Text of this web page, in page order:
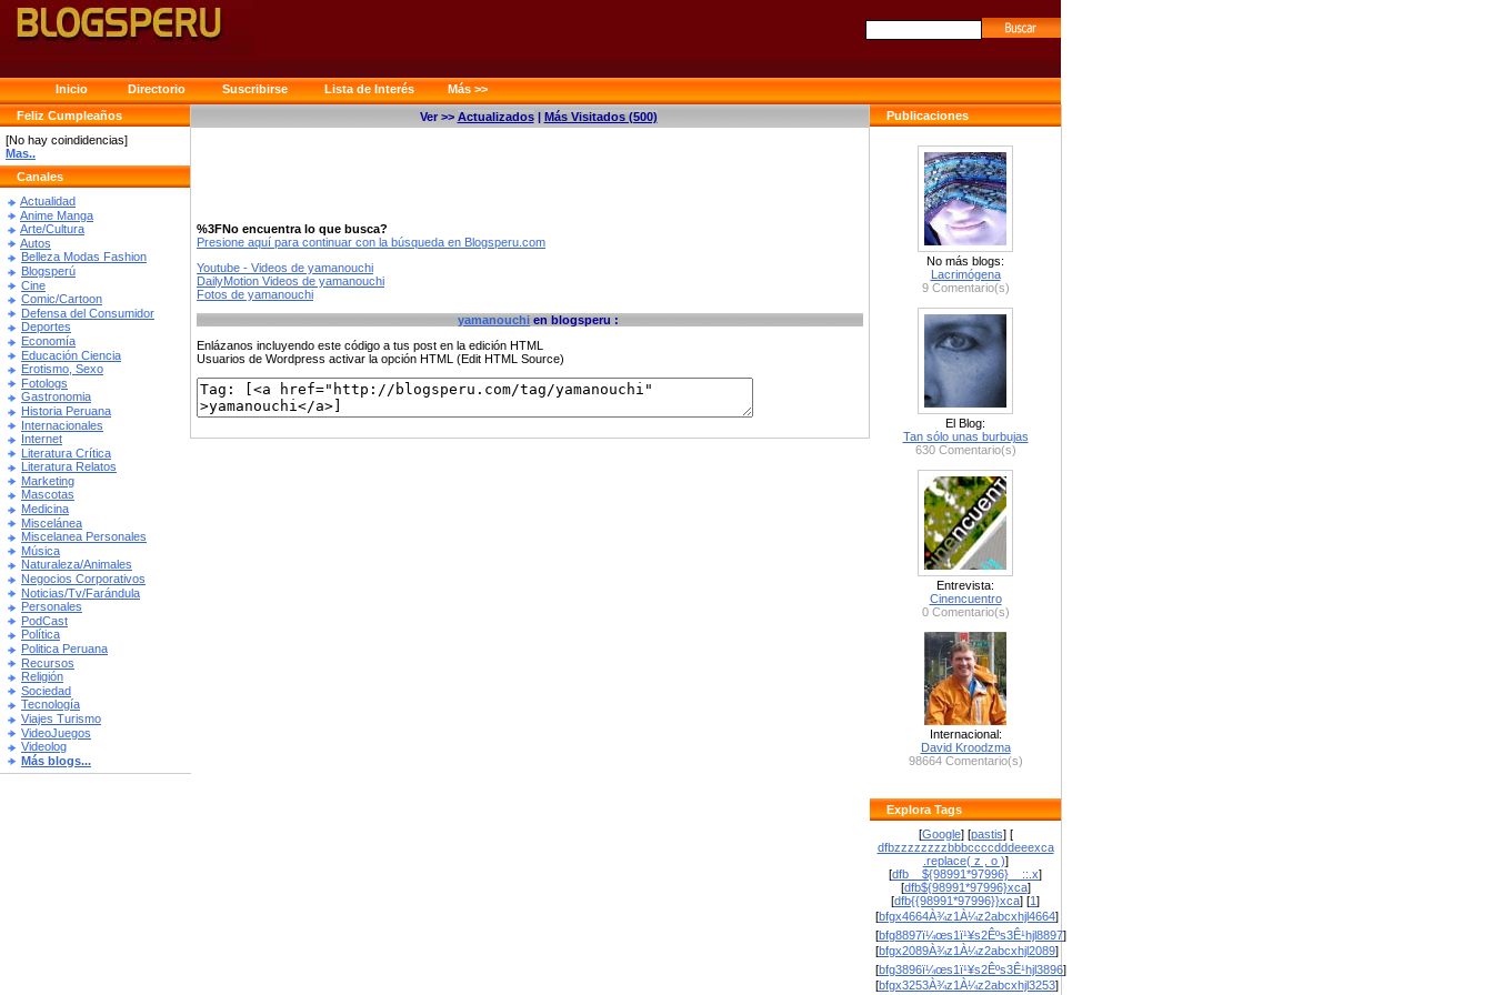
Inicio Directorio Suscribirse Lista de Interés
Más >>
Feliz Cumpleaños
[No hay coindidencias]
Mas..
Canales
Actualidad
Anime Manga
Arte/Cultura
Autos
Belleza Modas Fashion
Blogsperú
Cine
Comic/Cartoon
Defensa del Consumidor
Deportes
Economía
Educación Ciencia
Erotismo, Sexo
Fotologs
Gastronomia
Historia Peruana
Internacionales
Internet
Literatura Crítica
Literatura Relatos
Marketing
Mascotas
Medicina
Miscelánea
Miscelanea Personales
Música
Naturaleza/Animales
Negocios Corporativos
Noticias/Tv/Farándula
Personales
PodCast
Política
Politica Peruana
Recursos
Religión
Sociedad
Tecnología
Viajes Turismo
VideoJuegos
Videolog
Más blogs...
Publicaciones
No más blogs:
Lacrimógena
9 Comentario(s)
El Blog:
Tan sólo unas burbujas
630 Comentario(s)
Entrevista:
Cinencuentro
0 Comentario(s)
Internacional:
David Kroodzma
98664 Comentario(s)
Explora Tags
[Google] [pastis] [
dfbzzzzzzzzbbbccccdddeeexca
.replace( z , o )]
[dfb__${98991*97996}__::.x]
[dfb${98991*97996}xca]
[dfb{{98991*97996}}xca] [1]
[bfgx4664À¾z1À¼z2abcxhjl4664]
[bfg8897ï¼œs1ï¹¥s2Êºs3Ê¹hjl8897]
[bfgx2089À¾z1À¼z2abcxhjl2089]
[bfg3896ï¼œs1ï¹¥s2Êºs3Ê¹hjl3896]
[bfgx3253À¾z1À¼z2abcxhjl3253]
Ver >> Actualizados| Más Visitados (500)
%3FNo encuentra lo que busca?
Presione aquí para continuar con la búsqueda en Blogsperu.com
Youtube - Videos de yamanouchi
DailyMotion Videos de yamanouchi
Fotos de yamanouchi
yamanouchi en blogsperu :
Enlázanos incluyendo este código a tus post en la edición HTML
Usuarios de Wordpress activar la opción HTML (Edit HTML Source)